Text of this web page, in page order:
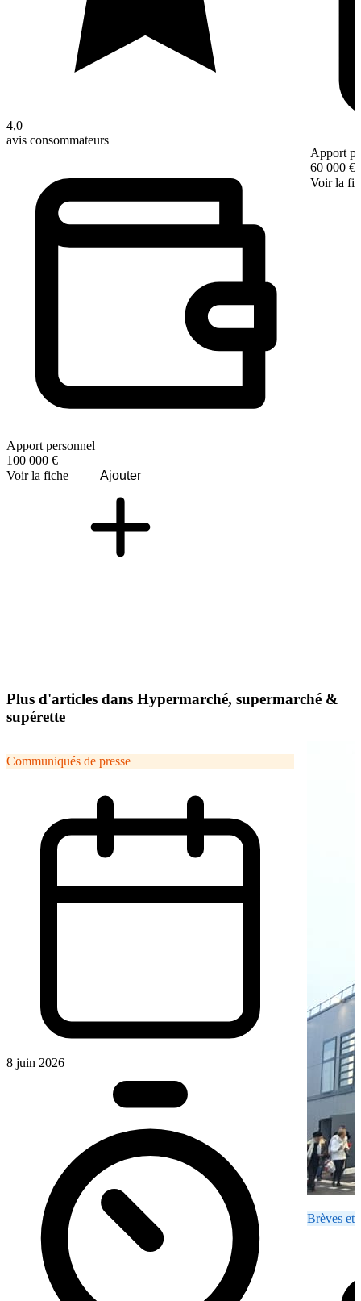
4,0
avis consommateurs
Apport personnel
100 000 €
Voir la fiche
Ajouter
Apport
60 000 €
Voir la
Plus d'articles dans Hypermarché, supermarché &
supérette
Communiqués de presse
8 juin 2026
Brèves et